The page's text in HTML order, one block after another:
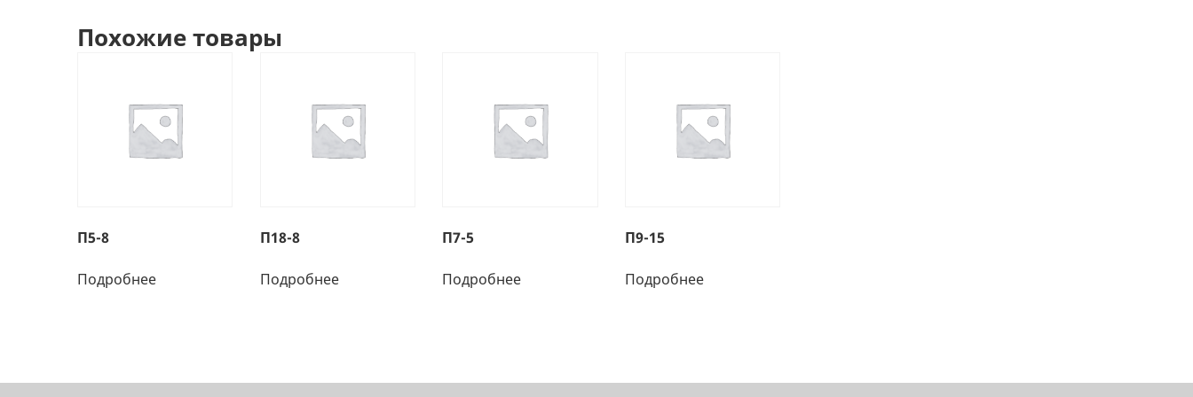
Похожие товары
П5-8
Подробнее
П18-8
Подробнее
П7-5
Подробнее
П9-15
Подробнее